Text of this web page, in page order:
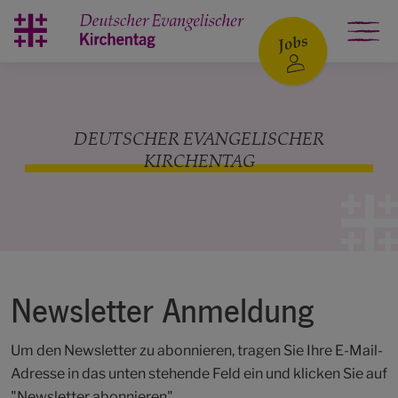
DEUTSCHER EVANGELISCHER
KIRCHENTAG
Newsletter Anmeldung
Um den Newsletter zu abonnieren, tragen Sie Ihre E-Mail-
Adresse in das unten stehende Feld ein und klicken Sie auf